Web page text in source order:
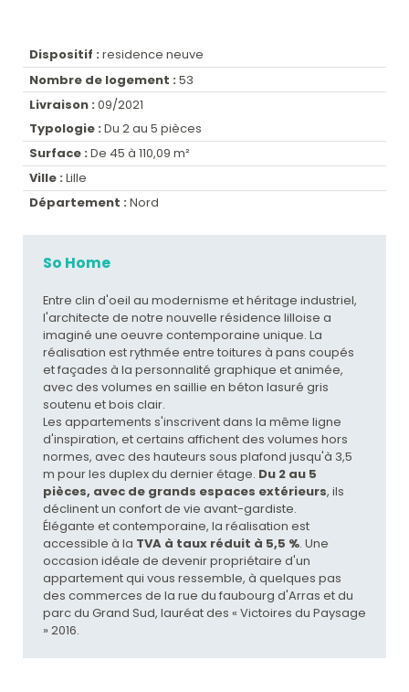
Dispositif : residence neuve
Nombre de logement : 53
Livraison : 09/2021
Typologie : Du 2 au 5 pièces
Surface : De 45 à 110,09 m²
Ville : Lille
Département : Nord
So Home
Entre clin d'oeil au modernisme et héritage industriel,
l'architecte de notre nouvelle résidence lilloise a
imaginé une oeuvre contemporaine unique. La
réalisation est rythmée entre toitures à pans coupés
et façades à la personnalité graphique et animée,
avec des volumes en saillie en béton lasuré gris
soutenu et bois clair.
Les appartements s'inscrivent dans la même ligne
d'inspiration, et certains affichent des volumes hors
normes, avec des hauteurs sous plafond jusqu'à 3,5
m pour les duplex du dernier étage. Du 2 au 5
pièces, avec de grands espaces extérieurs, ils
déclinent un confort de vie avant-gardiste.
Élégante et contemporaine, la réalisation est
accessible à la TVA à taux réduit à 5,5 %. Une
occasion idéale de devenir propriétaire d'un
appartement qui vous ressemble, à quelques pas
des commerces de la rue du faubourg d'Arras et du
parc du Grand Sud, lauréat des « Victoires du Paysage
» 2016.